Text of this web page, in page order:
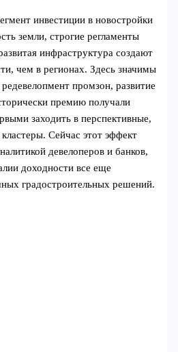
инвестиции в новостройки
земли, строгие регламенты
инфраструктура создают
чем в регионах. Здесь значимы
промзон, развитие
премию получали
заходить в перспективные,
Сейчас этот эффект
девелоперов и банков,
доходности все еще
градостроительных решений.